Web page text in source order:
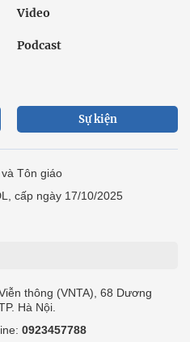
Video
Podcast
Sự kiện
Tôn giáo
cấp ngày 17/10/2025
thông (VNTA), 68 Dương
Hà Nội.
0923457788